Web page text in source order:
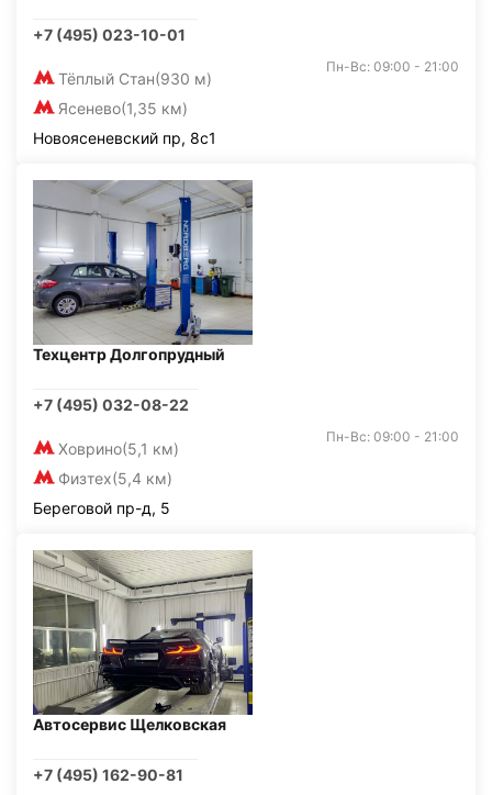
+7 (495) 023-10-01
Тёплый Стан(930 м)
Ясенево(1,35 км)
Пн-Вс: 09:00 - 21:00
Новоясеневский пр, 8с1
Техцентр Долгопрудный
+7 (495) 032-08-22
Ховрино(5,1 км)
Физтех(5,4 км)
Пн-Вс: 09:00 - 21:00
Береговой пр-д, 5
Автосервис Щелковская
+7 (495) 162-90-81